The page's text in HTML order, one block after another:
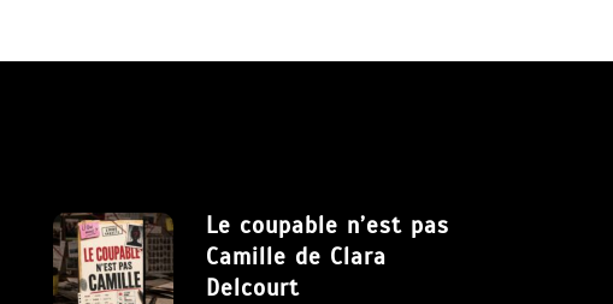
Le coupable n’est pas
Camille de Clara
Delcourt